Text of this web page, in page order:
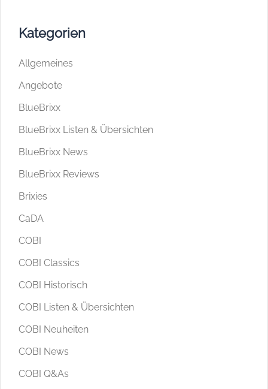
Kategorien
Allgemeines
Angebote
BlueBrixx
BlueBrixx Listen & Übersichten
BlueBrixx News
BlueBrixx Reviews
Brixies
CaDA
COBI
COBI Classics
COBI Historisch
COBI Listen & Übersichten
COBI Neuheiten
COBI News
COBI Q&As